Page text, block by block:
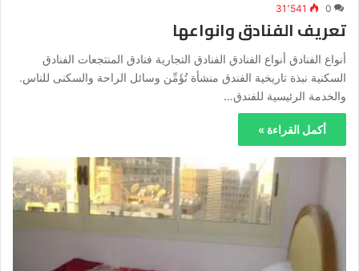
0 31٬541
تعريف الفنادق وانواعها
أنواع الفنادق أنواع الفنادق الفنادق التجارية فنادق المنتجعات الفنادق
السكنية نبذة تاريخية الفندق منشأة تُؤَمِّن وسائل الراحة والسكنى للناس.
والخدمة الرئيسية للفندق…
أكمل القراءة »